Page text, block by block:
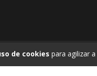
de cookies para agilizar